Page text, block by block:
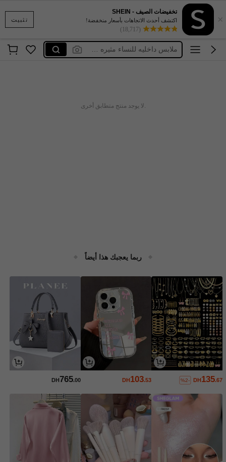
تثبيت ×
تخفيضات الصيف - SHEIN
اكتشف أحدث الاتجاهات بأسعار منخفضة!
(18,717)
فساتين طويلة محتشمة
tapete de banheiro lupo
tapete de banheiro lupo
.لا يوجد منتج متطابق أخرى
ربما يعجبك هذا أيضاً
DH135.67
%2-
DH103.53
DH765.00